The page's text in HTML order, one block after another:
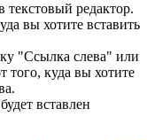
текстовый редактор.
вы хотите вставить
"Ссылка слева" или
того, куда вы хотите
вставлен